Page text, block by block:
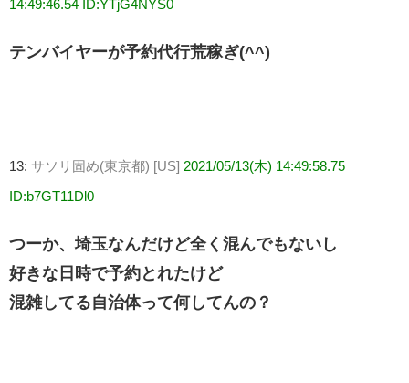
14:49:46.54 ID:YTjG4NYS0
テンバイヤーが予約代行荒稼ぎ(^^)
13: サソリ固め(東京都) [US] 2021/05/13(木) 14:49:58.75
ID:b7GT11Dl0
つーか、埼玉なんだけど全く混んでもないし
好きな日時で予約とれたけど
混雑してる自治体って何してんの？